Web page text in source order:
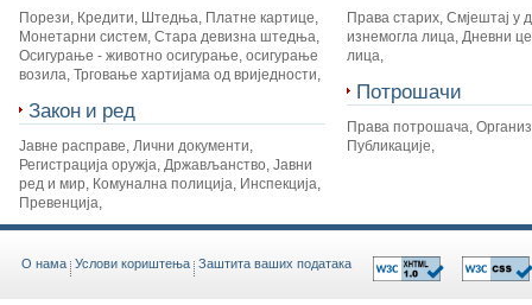
Порези, Кредити, Штедња, Платне картице,
Монетарни систем, Стара девизна штедња,
Осигурање - животно осигурање, осигурање
возила, Трговање хартијама од вриједности,
Закон и ред
Јавне расправе, Лични документи,
Регистрација оружја, Држављанство, Јавни
ред и мир, Комунална полиција, Инспекција,
Превенција,
Права старих, Смјештај у
изнемогла лица, Дневни
лица,
Потрошачи
Права потрошача,
Публикације,
O нама Услови кориштења Заштита ваших података